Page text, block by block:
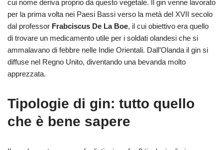
cui nome deriva proprio da questo vegetale. Il gin venne lavorato
per la prima volta nei Paesi Bassi verso la metà del XVII secolo
dal professor Frabciscus De La Boe, il cui obiettivo era quello
di trovare un medicamento utile per i soldati olandesi che si
ammalavano di febbre nelle Indie Orientali. Dall’Olanda il gin si
diffuse nel Regno Unito, diventando una bevanda molto
apprezzata.
Tipologie di gin: tutto quello
che è bene sapere